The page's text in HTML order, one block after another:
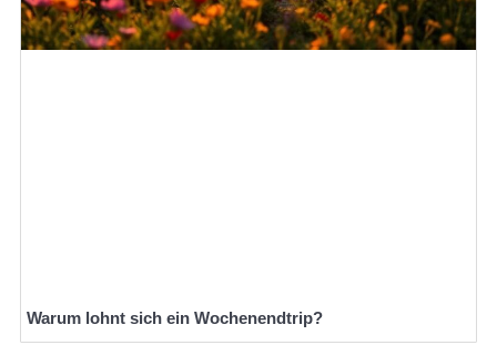
Warum lohnt sich ein Wochenendtrip?